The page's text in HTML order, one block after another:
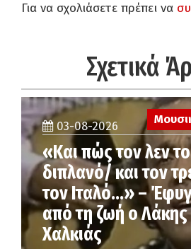
Για να σχολιάσετε πρέπει να
Σχετικά
03-08-2026
«Και πώς τον λεν το
διπλανό/ και τον
τον Ιταλό…» –
από τη ζωή ο Λάκης
Χαλκιάς